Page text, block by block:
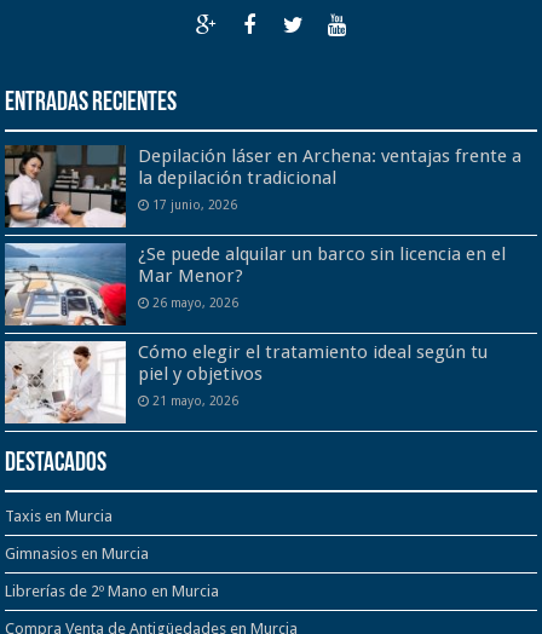
Entradas recientes
Depilación láser en Archena: ventajas frente a
la depilación tradicional
17 junio, 2026
¿Se puede alquilar un barco sin licencia en el
Mar Menor?
26 mayo, 2026
Cómo elegir el tratamiento ideal según tu
piel y objetivos
21 mayo, 2026
Destacados
Taxis en Murcia
Gimnasios en Murcia
Librerías de 2º Mano en Murcia
Compra Venta de Antigüedades en Murcia